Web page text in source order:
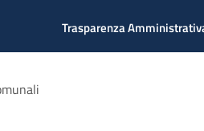
Trasparenza